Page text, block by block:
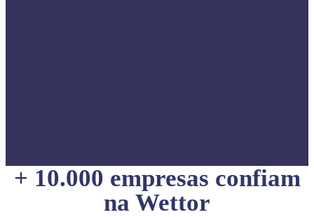
+ 10.000 empresas confiam
na Wettor